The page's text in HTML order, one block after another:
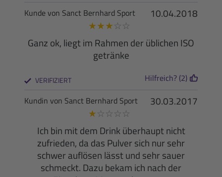
10.04.2018
Kunde von Sanct Bernhard Sport
★★★ ☆ ☆
Ganz ok, liegt im Rahmen der üblichen ISO
getränke
VERIFIZIERT Hilfreich? (2)
30.03.2017
Kundin von Sanct Bernhard Sport
★ ☆ ☆ ☆ ☆
Ich bin mit dem Drink überhaupt nicht
zufrieden, da das Pulver sich nur sehr
schwer auflösen lässt und sehr sauer
schmeckt. Dazu bekam ich nach der